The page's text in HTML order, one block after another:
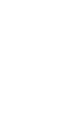
no
por los
ser
colectiva